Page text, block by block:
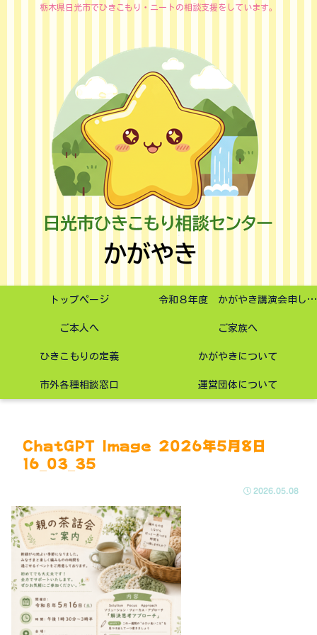
栃木県日光市でひきこもり・ニートの相談支援をしています。
トップページ 令和８年度 かがやき講演会申し込みフォーム
ご本人へ ご家族へ
ひきこもりの定義 かがやきについて
市外各種相談窓口 運営団体について
ChatGPT Image 2026年5月8日
16_03_35
2026.05.08